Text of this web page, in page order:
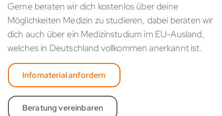
Gerne beraten wir dich kostenlos über deine
Möglichkeiten Medizin zu studieren, dabei beraten wir
dich auch über ein Medizinstudium im EU-Ausland,
welches in Deutschland vollkommen anerkannt ist.
Infomaterial anfordern
Beratung vereinbaren